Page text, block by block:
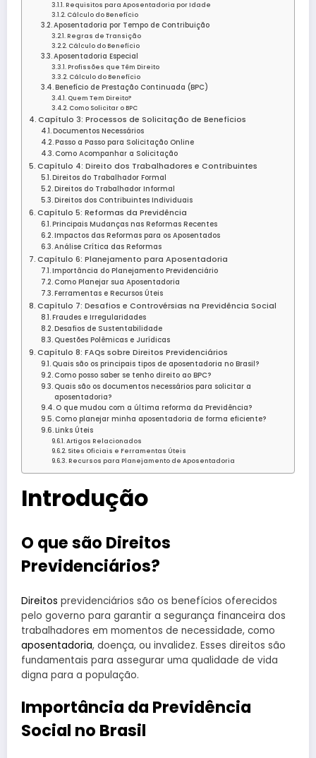
Requisitos para Aposentadoria por Idade
Cálculo do Benefício
Aposentadoria por Tempo de Contribuição
Regras de Transição
Cálculo do Benefício
Aposentadoria Especial
Profissões que Têm Direito
Cálculo do Benefício
Benefício de Prestação Continuada (BPC)
Quem Tem Direito?
Como Solicitar o BPC
Capítulo 3: Processos de Solicitação de Benefícios
Documentos Necessários
Passo a Passo para Solicitação Online
Como Acompanhar a Solicitação
Capítulo 4: Direito dos Trabalhadores e Contribuintes
Direitos do Trabalhador Formal
Direitos do Trabalhador Informal
Direitos dos Contribuintes Individuais
Capítulo 5: Reformas da Previdência
Principais Mudanças nas Reformas Recentes
Impactos das Reformas para os Aposentados
Análise Crítica das Reformas
Capítulo 6: Planejamento para Aposentadoria
Importância do Planejamento Previdenciário
Como Planejar sua Aposentadoria
Ferramentas e Recursos Úteis
Capítulo 7: Desafios e Controvérsias na Previdência Social
Fraudes e Irregularidades
Desafios de Sustentabilidade
Questões Polêmicas e Jurídicas
Capítulo 8: FAQs sobre Direitos Previdenciários
Quais são os principais tipos de aposentadoria no Brasil?
Como posso saber se tenho direito ao BPC?
Quais são os documentos necessários para solicitar a
aposentadoria?
O que mudou com a última reforma da Previdência?
Como planejar minha aposentadoria de forma eficiente?
Links Úteis
Artigos Relacionados
Sites Oficiais e Ferramentas Úteis
Recursos para Planejamento de Aposentadoria
Introdução
O que são Direitos
Previdenciários?
Direitos previdenciários são os benefícios oferecidos
pelo governo para garantir a segurança financeira dos
trabalhadores em momentos de necessidade, como
aposentadoria, doença, ou invalidez. Esses direitos são
fundamentais para assegurar uma qualidade de vida
digna para a população.
Importância da Previdência
Social no Brasil